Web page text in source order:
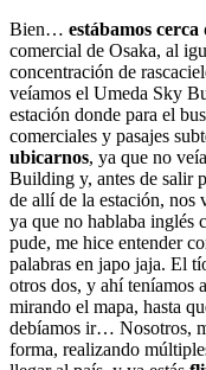
Bien… estábamos
comercial de Osaka, al
concentración de
veíamos el Umeda Sky
estación donde para el
comerciales y pasajes
ubicarnos, ya que no
Building y, antes de salir
de allí de la estación,
ya que no hablaba inglés
pude, me hice entender
palabras en japo jaja. El
otros dos, y ahí teníamos
mirando el mapa, hasta
debíamos ir… Nosotros,
forma, realizando